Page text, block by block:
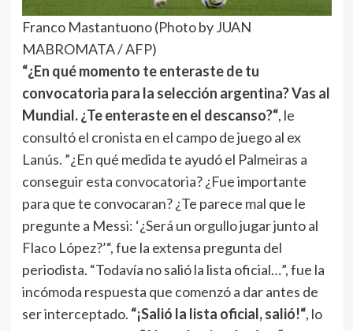
Mundial. ¿Te enteraste en el descanso?“, le
consultó el cronista en el campo de juego al ex
Lanús. ”¿En qué medida te ayudó el Palmeiras a
conseguir esta convocatoria? ¿Fue importante
para que te convocaran? ¿Te parece mal que le
pregunte a Messi: ‘¿Será un orgullo jugar junto al
Flaco López?’“, fue la extensa pregunta del
periodista. “Todavía no salió la lista oficial…”, fue la
incómoda respuesta que comenzó a dar antes de
ser interceptado.“¡Salió la lista oficial, salió!“
cortó el periodista. ”Ah, no lo vi todavía…“,
aseguró López.”Tenés la plaza asegurada.
Felicitaciones», volvió a insistir el cronista.
“Gracias… Estoy sabiéndolo ahora. Estoy muy feliz
por el trabajo que he estado haciendo. El Palmeiras